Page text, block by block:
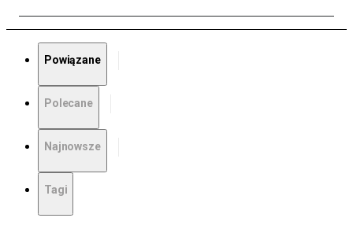
Powiązane
Polecane
Najnowsze
Tagi